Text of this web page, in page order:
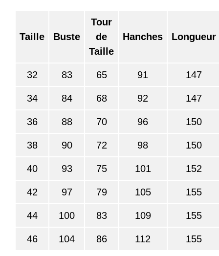
Taille Buste
Tour
de
Taille
Hanches Longueur
32 83 65 91 147
34 84 68 92 147
36 88 70 96 150
38 90 72 98 150
40 93 75 101 152
42 97 79 105 155
44 100 83 109 155
46 104 86 112 155